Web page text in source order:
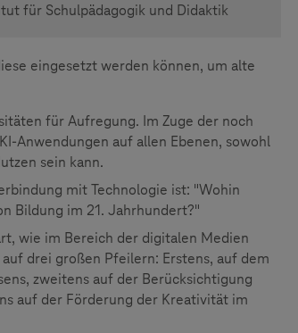
für Schulpädagogik und Didaktik
eingesetzt werden können, um alte
für Aufregung. Im Zuge der noch
Anwendungen auf allen Ebenen, sowohl
sein kann.
mit Technologie ist: "Wohin
Bildung im 21. Jahrhundert?"
wie im Bereich der digitalen Medien
drei großen Pfeilern: Erstens, auf dem
zweitens auf der Berücksichtigung
auf der Förderung der Kreativität im